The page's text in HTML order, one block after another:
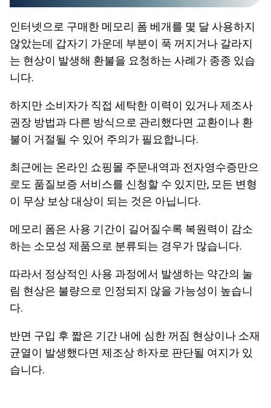
인터넷으로 구매한 메모리 폼 베개를 몇 달 사용하지
않았는데 갑자기 가운데 부분이 푹 꺼지거나 갈라지
는 현상이 발생해 환불을 요청하는 사례가 종종 있습
니다.
하지만 소비자가 직접 세탁한 이력이 있거나 제조사
권장 방법과 다른 방식으로 관리했다면 교환이나 환
불이 거절될 수 있어 주의가 필요합니다.
최근에는 온라인 쇼핑몰 주문내역과 전자영수증만으
로도 품질보증 서비스를 신청할 수 있지만, 모든 변형
이 무상 보상 대상이 되는 것은 아닙니다.
메모리 폼은 사용 기간이 길어질수록 복원력이 감소
하는 소모성 제품으로 분류되는 경우가 많습니다.
따라서 정상적인 사용 과정에서 발생하는 약간의 눌
림 현상은 불량으로 인정되지 않을 가능성이 높습니
다.
반면 구입 후 짧은 기간 내에 심한 꺼짐 현상이나 소재
균열이 발생했다면 제조상 하자로 판단될 여지가 있
습니다.